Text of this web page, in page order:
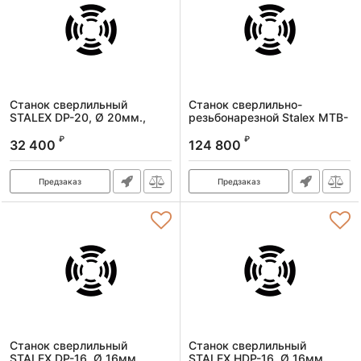
Станок сверлильный
STALEX DP-20, Ø 20мм.,
Артикул: DP38016B
32 400 ₽
Предзаказ
Станок сверлильно-
резьбонарезной Stalex MTB-
380В, 192 кг
Артикул: MTB-25
124 800 ₽
Предзаказ
Станок сверлильный
STALEX DP-16, Ø 16мм.,
Станок сверлильный
STALEX HDP-16, Ø 16мм.,